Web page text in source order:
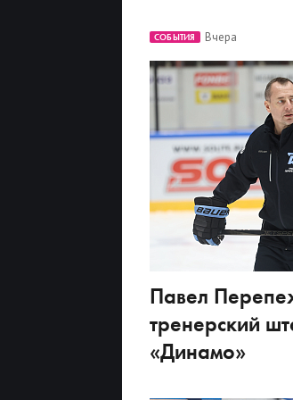
СОБЫТИЯ Вчера
Павел
тренерский
«Динамо»